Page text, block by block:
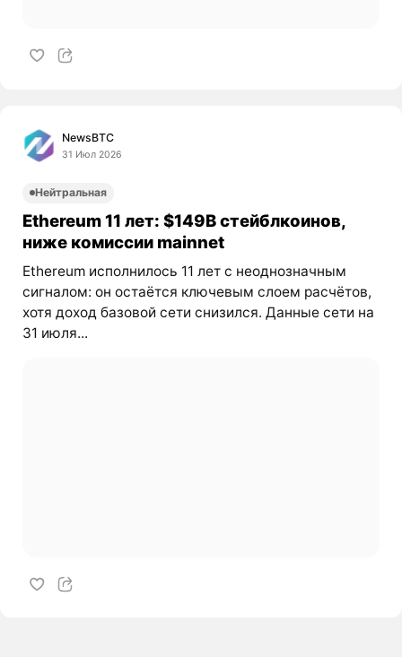
NewsBTC
31 Июл 2026
Нейтральная
Ethereum 11 лет: $149B стейблкоинов,
ниже комиссии mainnet
Ethereum исполнилось 11 лет с неоднозначным
сигналом: он остаётся ключевым слоем расчётов,
хотя доход базовой сети снизился. Данные сети на
31 июля...